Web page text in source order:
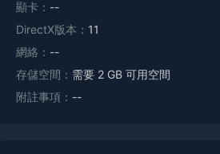
顯卡： --
DirectX版本： 11
網絡： --
存儲空間： 需要 2 GB 可用空間
附註事項： --